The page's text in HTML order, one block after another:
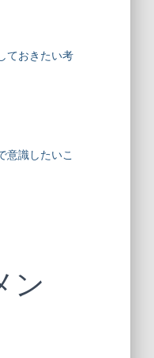
ておきたい考
意識したいこ
ン